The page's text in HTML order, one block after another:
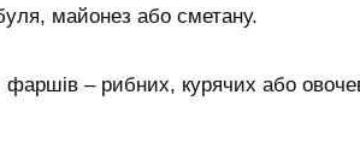
майонез або сметану.
фаршів – рибних, курячих або